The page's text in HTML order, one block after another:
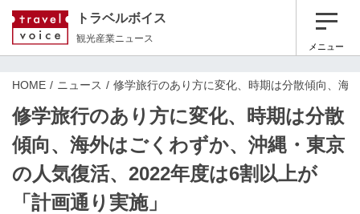
トラベルボイス
観光産業ニュース
メニュー
HOME ニュース 修学旅行のあり方に変化、時期は分散傾向、海
修学旅行のあり方に変化、時期は分散
傾向、海外はごくわずか、沖縄・東京
の人気復活、2022年度は6割以上が
「計画通り実施」